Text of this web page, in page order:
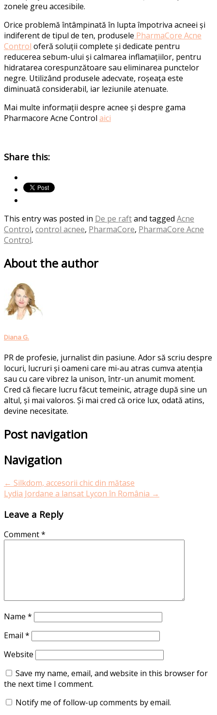
zonele greu accesibile.
Orice problemă întâmpinată în lupta împotriva acneei și
indiferent de tipul de ten, produsele PharmaCore Acne
Control oferă soluții complete și dedicate pentru
reducerea sebum-ului și calmarea inflamațiilor, pentru
hidratarea corespunzătoare sau eliminarea punctelor
negre. Utilizând produsele adecvate, roșeața este
diminuată considerabil, iar leziunile atenuate.
Mai multe informații despre acnee și despre gama
Pharmacore Acne Control aici
Share this:
This entry was posted in De pe raftand tagged Acne
Control, control acnee, PharmaCore, PharmaCore Acne
Control.
About the author
Diana G.
PR de profesie, jurnalist din pasiune. Ador să scriu despre
locuri, lucruri și oameni care mi-au atras cumva atenția
sau cu care vibrez la unison, într-un anumit moment.
Cred că fiecare lucru făcut temeinic, atrage după sine un
altul, și mai valoros. Și mai cred că orice lux, odată atins,
devine necesitate.
Post navigation
Navigation
← Silkdom, accesorii chic din mătase
Lydia Jordane a lansat Lycon în România →
Leave a Reply
Comment*
Name *
Email *
Website
Save my name, email, and website in this browser for
the next time I comment.
Notify me of follow-up comments by email.